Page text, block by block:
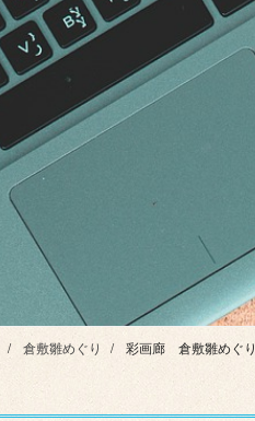
倉敷雛めぐり 彩画廊 倉敷雛めぐり